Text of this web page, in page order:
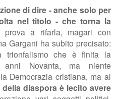
di dire - anche solo per
nel titolo - che torna la
a rifarla, magari con
Gargani ha subito precisato:
trionfalismo che è finita la
Novanta, ma niente
Democrazia cristiana, ma al
diaspora è lecito avere